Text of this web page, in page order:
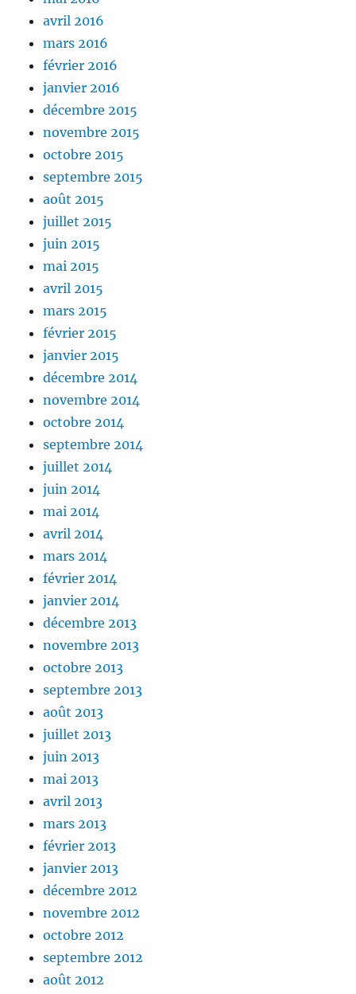
avril 2016
mars 2016
février 2016
janvier 2016
décembre 2015
novembre 2015
octobre 2015
septembre 2015
août 2015
juillet 2015
juin 2015
mai 2015
avril 2015
mars 2015
février 2015
janvier 2015
décembre 2014
novembre 2014
octobre 2014
septembre 2014
juillet 2014
juin 2014
mai 2014
avril 2014
mars 2014
février 2014
janvier 2014
décembre 2013
novembre 2013
octobre 2013
septembre 2013
août 2013
juillet 2013
juin 2013
mai 2013
avril 2013
mars 2013
février 2013
janvier 2013
décembre 2012
novembre 2012
octobre 2012
septembre 2012
août 2012